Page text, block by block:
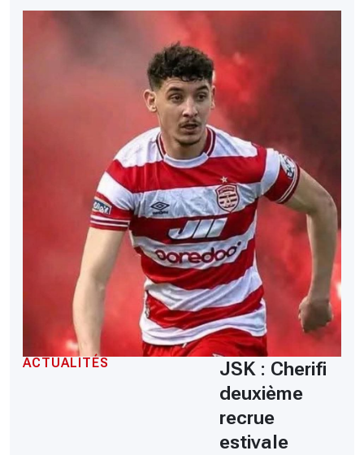
ACTUALITÉS
JSK : Cherifi
deuxième
recrue
estivale